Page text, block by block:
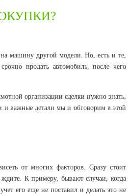
машину другой модели. Но, есть и те,
продать автомобиль, после чего
организации сделки нужно знать,
и важные детали мы и обговорим в этой
от многих факторов. Сразу стоит
ждите. К примеру, бывают случаи, когда
его еще не поставил и делать это не